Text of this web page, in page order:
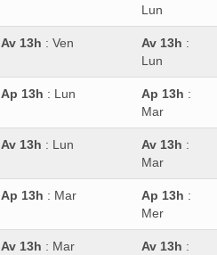
Lun
Av 13h : Ven Av 13h :
Lun
Ap 13h : Lun Ap 13h :
Mar
Av 13h : Lun Av 13h :
Mar
Ap 13h : Mar Ap 13h :
Mer
Av 13h : Mar Av 13h :